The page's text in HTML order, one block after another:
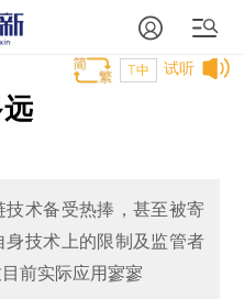
试听
T中
术备受热捧，甚至被寄
技术上的限制及监管者
前实际应用寥寥